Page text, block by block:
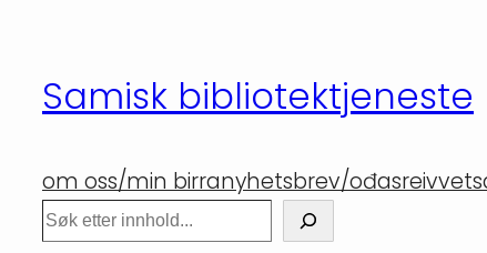
innholdSamisk bibliotektjeneste
om oss/min birranyhetsbrev/ođasreivvet
Søk